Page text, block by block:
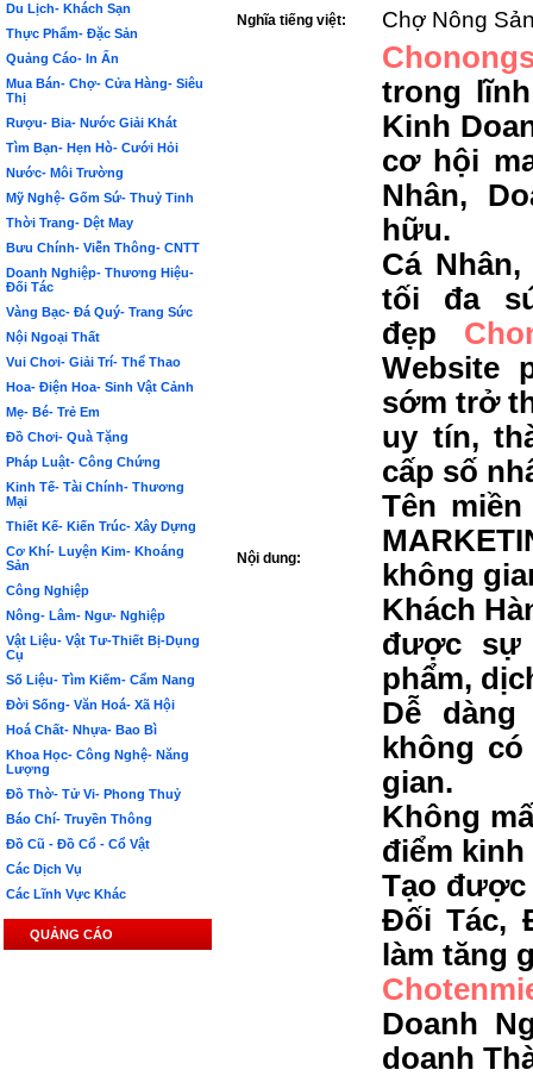
Du Lịch- Khách Sạn
Thực Phẩm- Đặc Sản
Quảng Cáo- In Ấn
Mua Bán- Chợ- Cửa Hàng- Siêu
Thị
Rượu- Bia- Nước Giải Khát
Tìm Bạn- Hẹn Hò- Cưới Hỏi
Nước- Môi Trường
Mỹ Nghệ- Gốm Sứ- Thuỷ Tinh
Thời Trang- Dệt May
Bưu Chính- Viễn Thông- CNTT
Doanh Nghiệp- Thương Hiệu-
Đối Tác
Vàng Bạc- Đá Quý- Trang Sức
Nội Ngoại Thất
Vui Chơi- Giải Trí- Thể Thao
Hoa- Điện Hoa- Sinh Vật Cảnh
Mẹ- Bé- Trẻ Em
Đồ Chơi- Quà Tặng
Pháp Luật- Công Chứng
Kinh Tế- Tài Chính- Thương
Mại
Thiết Kế- Kiến Trúc- Xây Dựng
Cơ Khí- Luyện Kim- Khoáng
Sản
Công Nghiệp
Nông- Lâm- Ngư- Nghiệp
Vật Liệu- Vật Tư-Thiết Bị-Dụng
Cụ
Số Liệu- Tìm Kiếm- Cẩm Nang
Đời Sống- Văn Hoá- Xã Hội
Hoá Chất- Nhựa- Bao Bì
Khoa Học- Công Nghệ- Năng
Lượng
Đồ Thờ- Tử Vi- Phong Thuỷ
Báo Chí- Truyền Thông
Đồ Cũ - Đồ Cổ - Cổ Vật
Các Dịch Vụ
Các Lĩnh Vực Khác
QUẢNG CÁO
Nghĩa tiếng việt: Chợ Nông
Nội dung:
trong
Kinh
cơ hội
Nhân,
hữu.
Cá
tối đa
đẹp
Website
sớm trở
uy tín,
cấp số
Tên
không
Khách
được sự
phẩm,
Dễ
không
gian.
Không
điểm kinh
Tạo được
Đối Tác,
làm tăng
Doanh
doanh